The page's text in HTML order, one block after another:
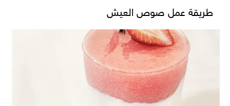
طريقة عمل صوص العيش